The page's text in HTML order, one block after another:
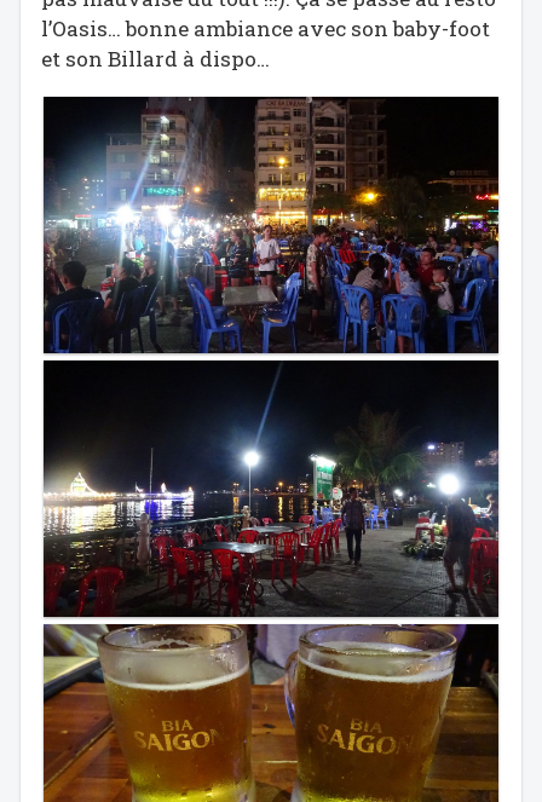
l’Oasis… bonne ambiance avec son baby-foot
et son Billard à dispo…